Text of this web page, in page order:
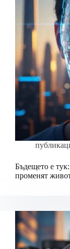
Бъдещето е
променят